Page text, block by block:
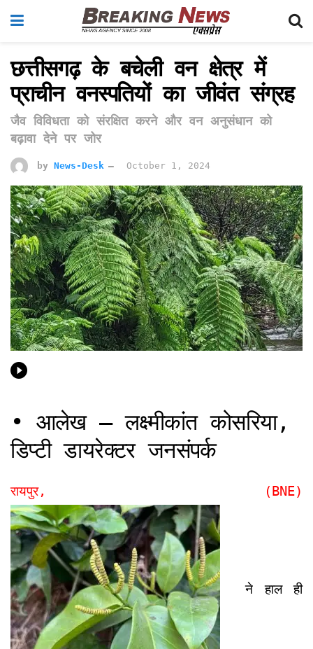
छत्तीसगढ़ के बचेली वन क्षेत्र में
प्राचीन वनस्पतियों का जीवंत संग्रह
जैव विविधता को संरक्षित करने और वन अनुसंधान को
बढ़ावा देने पर जोर
by News-Desk October 1, 2024
• आलेख – लक्ष्मीकांत कोसरिया,
डिप्टी डायरेक्टर जनसंपर्क
रायपुर, (BNE)
ने हाल ही